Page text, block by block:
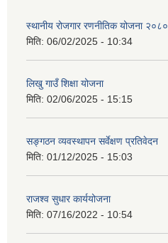
स्थानीय रोजगार रणनीतिक योजना २०८०
मिति: 06/02/2025 - 10:34
लिखु गाउँ शिक्षा योजना
मिति: 02/06/2025 - 15:15
सङ्गठन व्यवस्थापन सर्वेक्षण प्रतिवेदन
मिति: 01/12/2025 - 15:03
राजश्व सुधार कार्ययोजना
मिति: 07/16/2022 - 10:54